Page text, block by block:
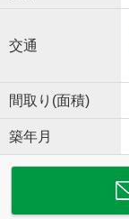
交通
間取り(面積)
築年月